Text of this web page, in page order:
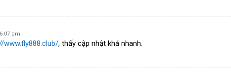
pm
www.fly888.club/, thấy cập nhật khá nhanh.